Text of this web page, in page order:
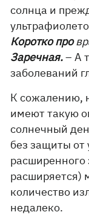
солнца и
Коротко про
Заречная.– А
заболеваний
К сожалению,
имеют такую
солнечный
без защиты от
расширенного
расширяется)
количество
недалеко.